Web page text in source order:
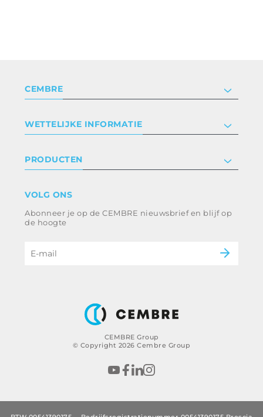
CEMBRE Group
© Copyright 2026 Cembre Group
CEMBRE
Certificeringen
Werken bij ons
WETTELIJKE INFORMATIE
Algemene voorwaarden
Klokkenluiden
Ethische code en anticorruptiebeleid
PRODUCTEN
Energie en nutsvoorzieningen
B2B Disclaimer
VOLG ONS
Abonneer je op de CEMBRE nieuwsbrief en blijf op
de hoogte